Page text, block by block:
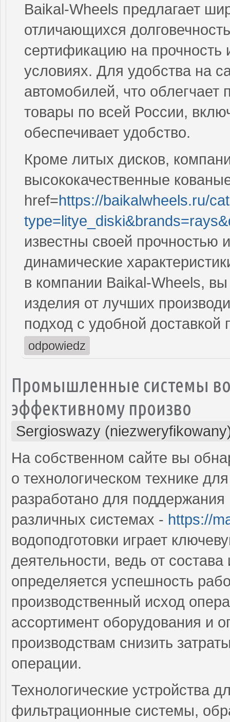
Baikal-Wheels предлагает
отличающихся
сертификацию на прочность
условиях. Для удобства на
автомобилей, что облегчает
товары по всей России,
обеспечивает удобство.
Кроме литых дисков,
высококачественные
href=https://baikalwheels.ru/
известны своей
динамические
в компании Baikal-Wheels,
изделия от лучших
подход с удобной доставкой
odpowiedz
Промышленные системы
эффективному произво
Sergioswazy
На собственном сайте вы
о технологическом технике
разработано для
различных системах - https://
водоподготовки играет
деятельности, ведь от
определяется успешность
производственный исход
ассортимент оборудования и
производствам снизить
операции.
Технологические устройства
фильтрационные системы,